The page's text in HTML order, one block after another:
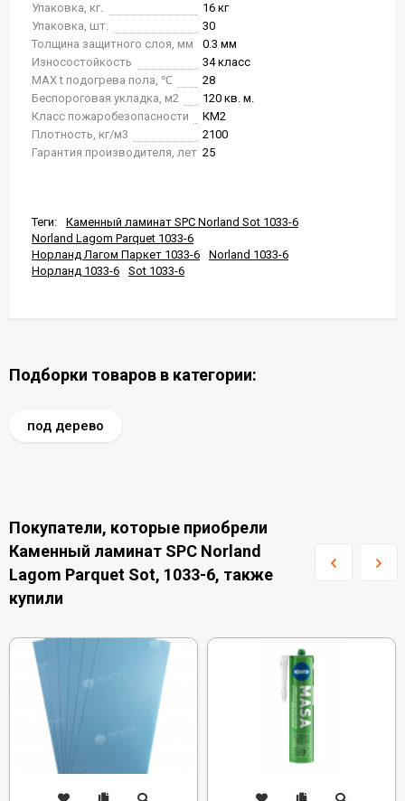
Упаковка, кг.
16 кг
Упаковка, шт.
30
Толщина защитного слоя, мм
0.3 мм
Износостойкость
34 класс
MAX t подогрева пола, ℃
28
Беспороговая укладка, м2
120 кв. м.
Класс пожаробезопасности
КМ2
Плотность, кг/м3
2100
Гарантия производителя, лет 25
Теги:
Каменный ламинат SPC Norland Sot 1033-6
Norland Lagom Parquet 1033-6
Норланд Лагом Паркет 1033-6
Norland 1033-6
Норланд 1033-6
Sot 1033-6
Подборки товаров в категории:
под дерево
Покупатели, которые приобрели
Каменный ламинат SPC Norland
Lagom Parquet Sot, 1033-6, также
купили